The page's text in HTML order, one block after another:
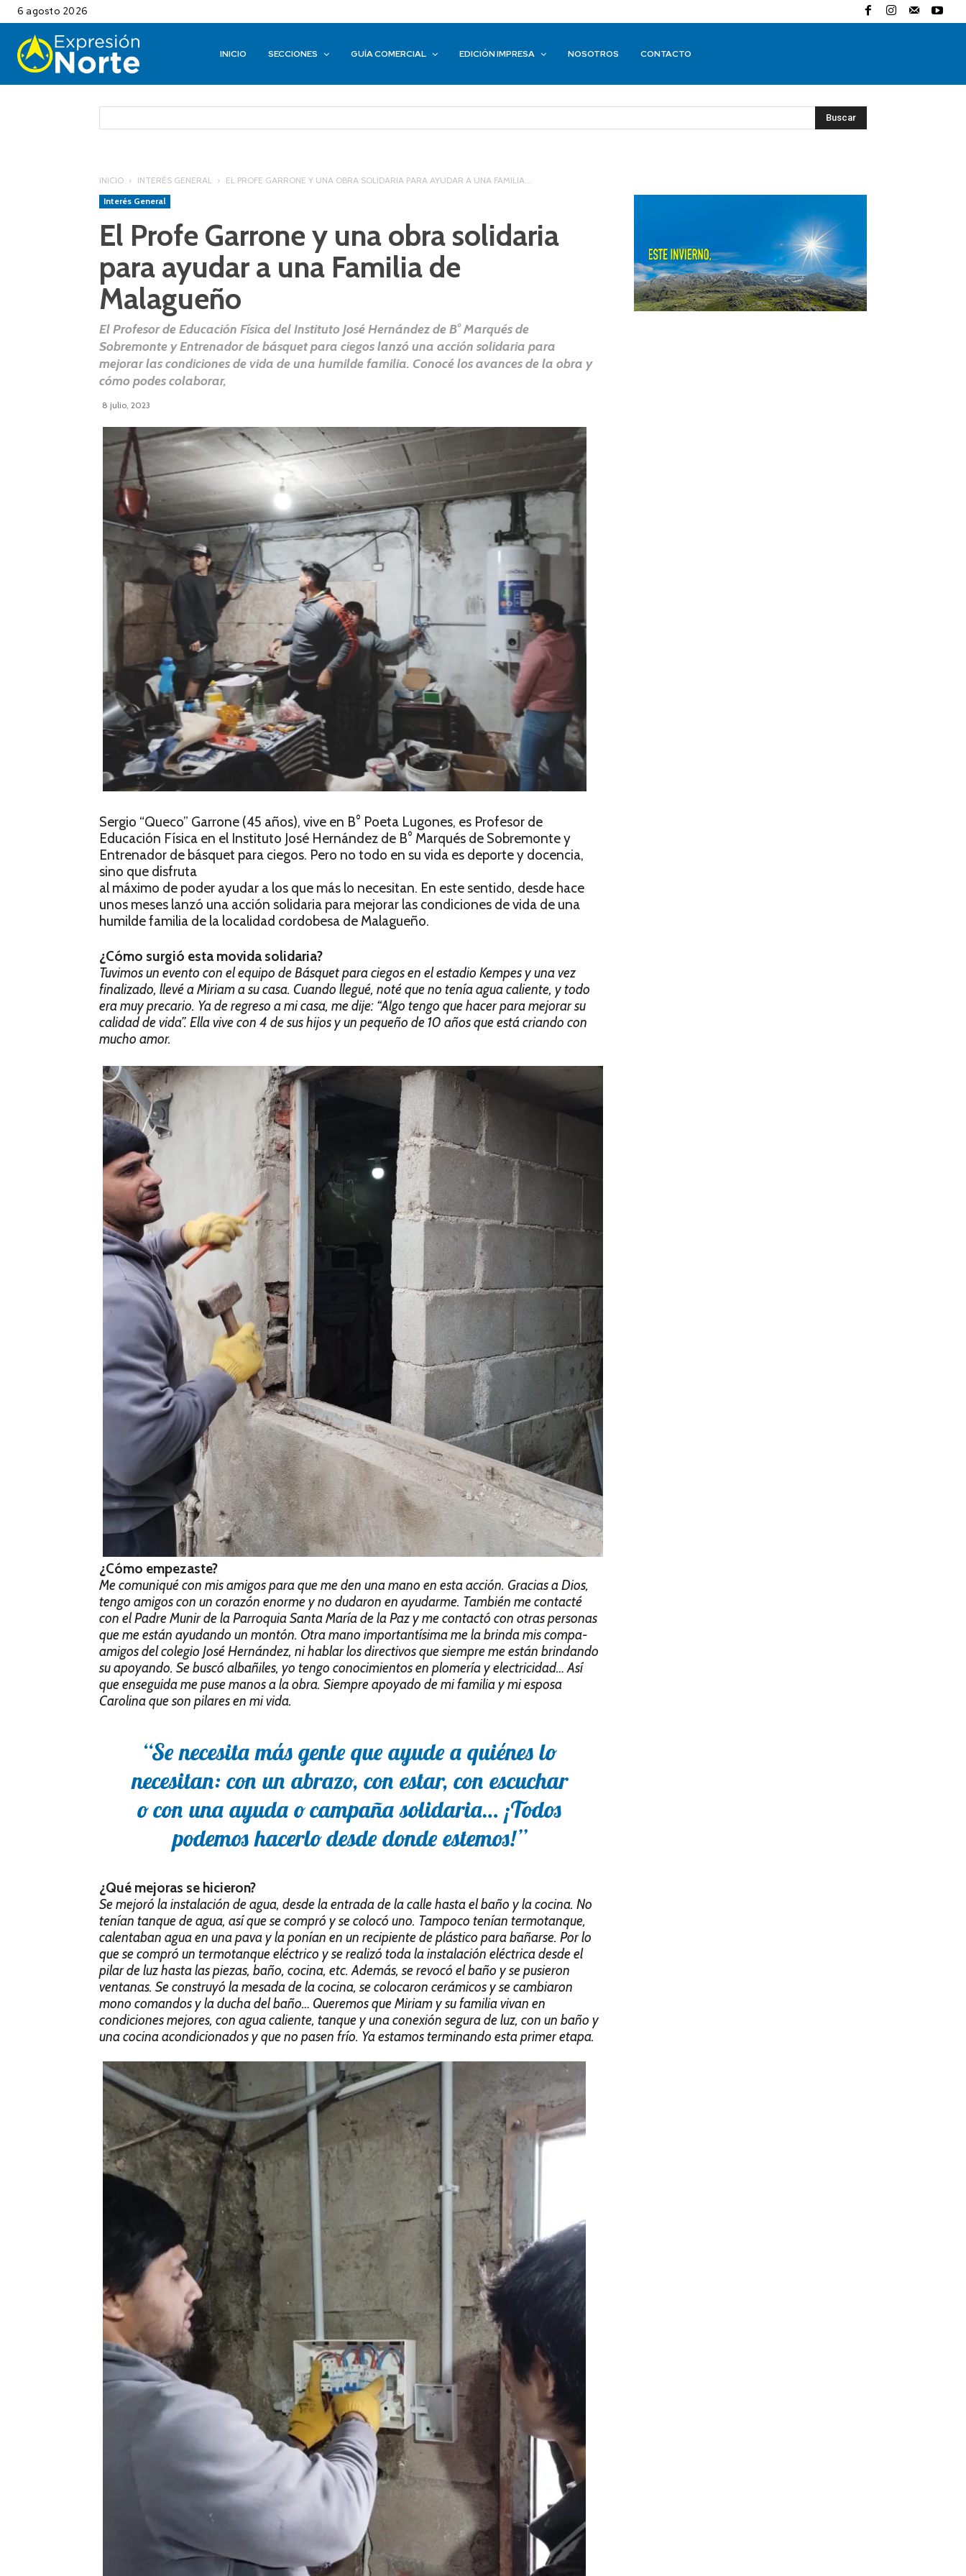
6 agosto 2026
INICIO SECCIONES GUÍA COMERCIAL EDICIÓN IMPRESA NOSOTROS CONTACTO
Buscar
INICIO INTERÉS GENERAL
EL PROFE GARRONE Y UNA OBRA SOLIDARIA PARA AYUDAR A UNA FAMILIA...
Interés General
El Profe Garrone y una obra solidaria
para ayudar a una Familia de
Malagueño
El Profesor de Educación Física del Instituto José Hernández de B° Marqués de
Sobremonte y Entrenador de básquet para ciegos lanzó una acción solidaria para
mejorar las condiciones de vida de una humilde familia. Conocé los avances de la obra y
cómo podes colaborar,
8 julio, 2023
Sergio “Queco” Garrone (45 años), vive en B° Poeta Lugones, es Profesor de
Educación Física en el Instituto José Hernández de B° Marqués de Sobremonte y
Entrenador de básquet para ciegos. Pero no todo en su vida es deporte y docencia,
sino que disfruta
al máximo de poder ayudar a los que más lo necesitan. En este sentido, desde hace
unos meses lanzó una acción solidaria para mejorar las condiciones de vida de una
humilde familia de la localidad cordobesa de Malagueño.
¿Cómo surgió esta movida solidaria?
Tuvimos un evento con el equipo de Básquet para ciegos en el estadio Kempes y una vez
finalizado, llevé a Miriam a su casa. Cuando llegué, noté que no tenía agua caliente, y todo
era muy precario. Ya de regreso a mi casa, me dije: “Algo tengo que hacer para mejorar su
calidad de vida”. Ella vive con 4 de sus hijos y un pequeño de 10 años que está criando con
mucho amor.
¿Cómo empezaste?
Me comuniqué con mis amigos para que me den una mano en esta acción. Gracias a Dios,
tengo amigos con un corazón enorme y no dudaron en ayudarme. También me contacté
con el Padre Munir de la Parroquia Santa María de la Paz y me contactó con otras personas
que me están ayudando un montón. Otra mano importantísima me la brinda mis compa-
amigos del colegio José Hernández, ni hablar los directivos que siempre me están brindando
su apoyando. Se buscó albañiles, yo tengo conocimientos en plomería y electricidad… Así
que enseguida me puse manos a la obra. Siempre apoyado de mi familia y mi esposa
Carolina que son pilares en mi vida.
“Se necesita más gente que ayude a quiénes lo
necesitan: con un abrazo, con estar, con escuchar
o con una ayuda o campaña solidaria… ¡Todos
podemos hacerlo desde donde estemos!”
¿Qué mejoras se hicieron?
Se mejoró la instalación de agua, desde la entrada de la calle hasta el baño y la cocina. No
tenían tanque de agua, así que se compró y se colocó uno. Tampoco tenían termotanque,
calentaban agua en una pava y la ponían en un recipiente de plástico para bañarse. Por lo
que se compró un termotanque eléctrico y se realizó toda la instalación eléctrica desde el
pilar de luz hasta las piezas, baño, cocina, etc. Además, se revocó el baño y se pusieron
ventanas. Se construyó la mesada de la cocina, se colocaron cerámicos y se cambiaron
mono comandos y la ducha del baño… Queremos que Miriam y su familia vivan en
condiciones mejores, con agua caliente, tanque y una conexión segura de luz, con un baño y
una cocina acondicionados y que no pasen frío. Ya estamos terminando esta primer etapa.